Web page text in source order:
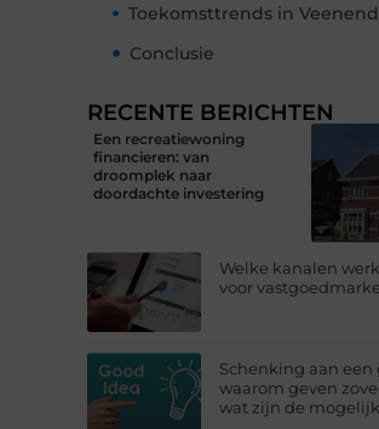
Conclusie
RECENTE BERICHTEN
Een recreatiewoning
financieren: van
droomplek naar
doordachte investering
Welke kanalen
voor
Schenking aan een
waarom geven
wat zijn de